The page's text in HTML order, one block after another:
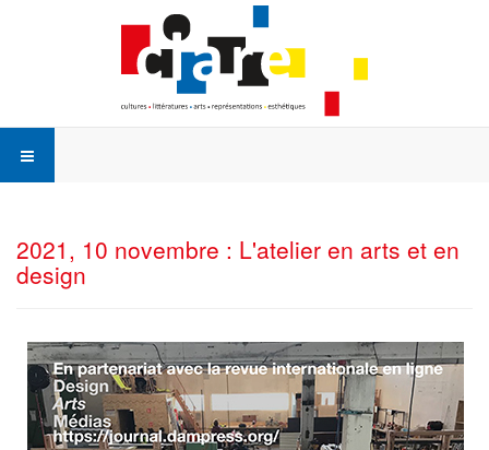
2021, 10 novembre : L'atelier en arts et en
design